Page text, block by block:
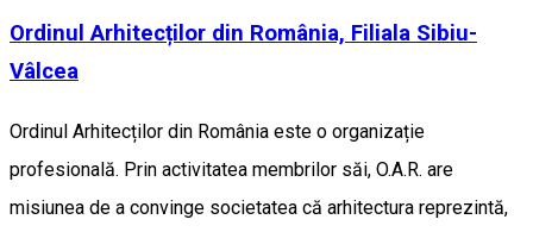
Ordinul Arhitecților din România, Filiala Sibiu-
Vâlcea
Ordinul Arhitecților din România este o organizație
profesională. Prin activitatea membrilor săi, O.A.R. are
misiunea de a convinge societatea că arhitectura reprezintă,